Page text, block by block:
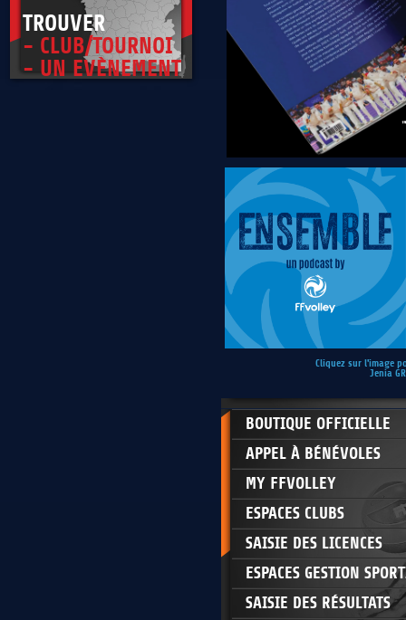
TROUVER
- CLUB/TOURNOI
- UN EVÈNEMENT
Cliquez sur l'image
Jenia
BOUTIQUE OFFICIELLE
APPEL À BÉNÉVOLES
MY FFVOLLEY
ESPACES CLUBS
SAISIE DES LICENCES
ESPACES GESTION
SAISIE DES RÉSULTATS